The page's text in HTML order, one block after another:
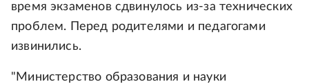
время экзаменов сдвинулось из-за технических
проблем. Перед родителями и педагогами
извинились.
"Министерство образования и науки